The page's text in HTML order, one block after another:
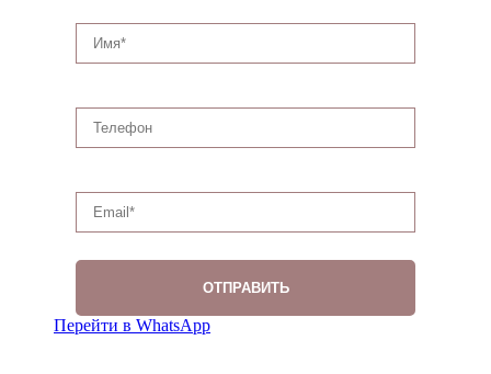
Перейти в WhatsApp